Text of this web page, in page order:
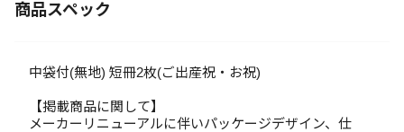
商品スペック
中袋付(無地) 短冊2枚(ご出産祝・お祝)
【掲載商品に関して】
メーカーリニューアルに伴いパッケージデザイン、仕